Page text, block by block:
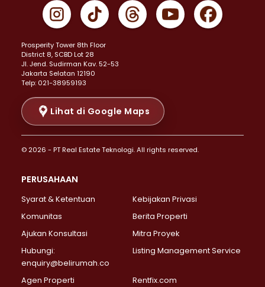
Properti Dijual di Gambir >
Properti Dijual di Johar Baru >
Properti Dijual di Menteng >
Properti Dijual di Senen >
Properti Dijual di Tanah Abang >
Properti Dijual di Cikini >
Properti Dijual di Kramat >
Properti Dijual di Pasar Baru >
Properti Dijual di Bendungan Hilir >
Properti Dijual di Jakarta Selatan >
Properti Dijual di Lebak Bulus >
Properti Dijual di Gandaria Selatan >
Properti Dijual di Pondok Labu >
Properti Dijual di Lenteng Agung >
Properti Dijual di Senayan >
Properti Dijual di Pondok Pinang >
Prosperity Tower 8th Floor
District 8, SCBD Lot 28
JI. Jend. Sudirman Kav. 52-53
Jakarta Selatan 12190
Telp: 021-38959193
Lihat di Google Maps
© 2026 - PT Real Estate Teknologi. All rights reserved.
PERUSAHAAN
Syarat & Ketentuan
Kebijakan Privasi
Komunitas
Berita Properti
Ajukan Konsultasi
Mitra Proyek
Hubungi:
enquiry@belirumah.co
Listing Management Service
Agen Properti Rentfix.com